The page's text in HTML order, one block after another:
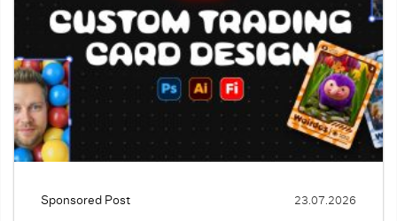
Sponsored Post 23.07.2026